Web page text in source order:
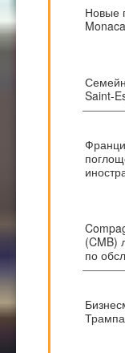
Новые
Saint-
(CMB)
по
Трампа